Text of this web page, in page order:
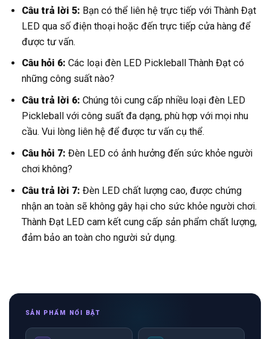
Câu trả lời 5: Bạn có thể liên hệ trực tiếp với Thành Đạt
LED qua số điện thoại hoặc đến trực tiếp cửa hàng để
được tư vấn.
Câu hỏi 6: Các loại đèn LED Pickleball Thành Đạt có
những công suất nào?
Câu trả lời 6: Chúng tôi cung cấp nhiều loại đèn LED
Pickleball với công suất đa dạng, phù hợp với mọi nhu
cầu. Vui lòng liên hệ để được tư vấn cụ thể.
Câu hỏi 7: Đèn LED có ảnh hưởng đến sức khỏe người
chơi không?
Câu trả lời 7: Đèn LED chất lượng cao, được chứng
nhận an toàn sẽ không gây hại cho sức khỏe người chơi.
Thành Đạt LED cam kết cung cấp sản phẩm chất lượng,
đảm bảo an toàn cho người sử dụng.
SẢN PHẨM NỔI BẬT